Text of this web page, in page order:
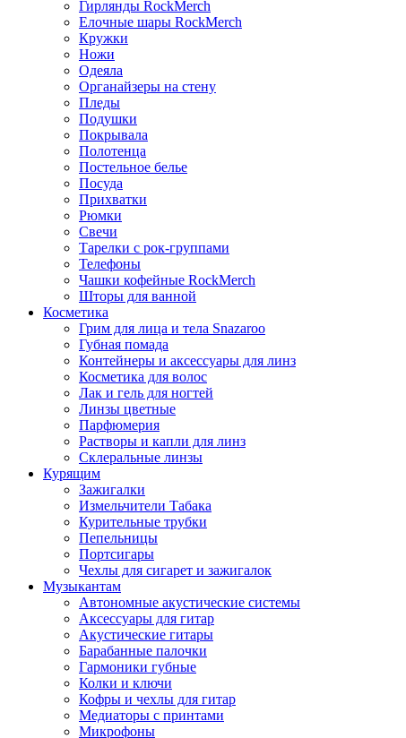
Гирлянды RockMerch
Елочные шары RockMerch
Кружки
Ножи
Одеяла
Органайзеры на стену
Пледы
Подушки
Покрывала
Полотенца
Постельное белье
Посуда
Прихватки
Рюмки
Свечи
Тарелки с рок-группами
Телефоны
Чашки кофейные RockMerch
Шторы для ванной
Косметика
Грим для лица и тела Snazaroo
Губная помада
Контейнеры и аксессуары для линз
Косметика для волос
Лак и гель для ногтей
Линзы цветные
Парфюмерия
Растворы и капли для линз
Склеральные линзы
Курящим
Зажигалки
Измельчители Табака
Курительные трубки
Пепельницы
Портсигары
Чехлы для сигарет и зажигалок
Музыкантам
Автономные акустические системы
Аксессуары для гитар
Акустические гитары
Барабанные палочки
Гармоники губные
Колки и ключи
Кофры и чехлы для гитар
Медиаторы с принтами
Микрофоны